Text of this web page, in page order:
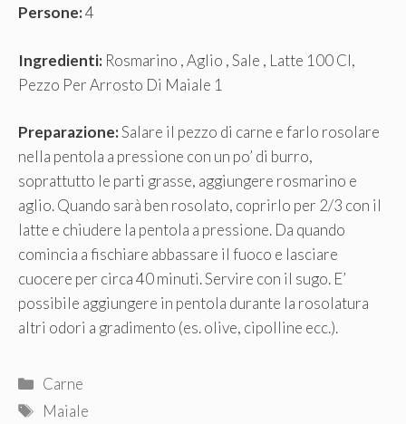
Persone:4
Ingredienti: Rosmarino , Aglio , Sale , Latte 100 Cl,
Pezzo Per Arrosto Di Maiale 1
Preparazione:Salare il pezzo di carne e farlo rosolare
nella pentola a pressione con un po’ di burro,
soprattutto le parti grasse, aggiungere rosmarino e
aglio. Quando sarà ben rosolato, coprirlo per 2/3 con il
latte e chiudere la pentola a pressione. Da quando
comincia a fischiare abbassare il fuoco e lasciare
cuocere per circa 40 minuti. Servire con il sugo. E’
possibile aggiungere in pentola durante la rosolatura
altri odori a gradimento (es. olive, cipolline ecc.).
Categorie
Carne
Tag
Maiale